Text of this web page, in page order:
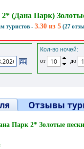
(Дана Парк)
туристов - 3.30 из 5 (27
Кол-во ночей:
от
до
Отзывы
Парк 2* Золотые пески